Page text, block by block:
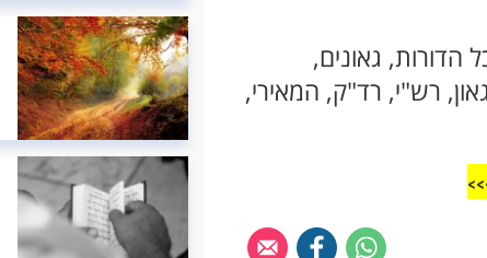
הדורות, גאונים,
רש"י, רד"ק, המאירי,